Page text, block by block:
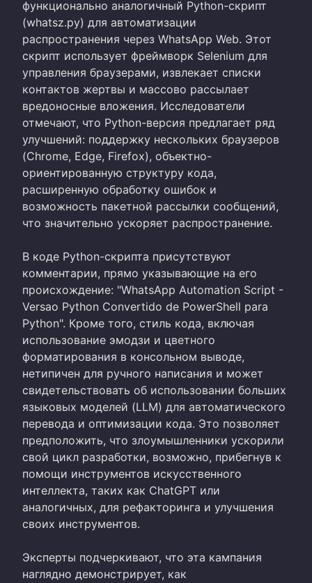
функционально аналогичный Python-скрипт
(whatsz.py) для автоматизации
распространения через WhatsApp Web. Этот
скрипт использует фреймворк Selenium для
управления браузерами, извлекает списки
контактов жертвы и массово рассылает
вредоносные вложения. Исследователи
отмечают, что Python-версия предлагает ряд
улучшений: поддержку нескольких браузеров
(Chrome, Edge, Firefox), объектно-
ориентированную структуру кода,
расширенную обработку ошибок и
возможность пакетной рассылки сообщений,
что значительно ускоряет распространение.
В коде Python-скрипта присутствуют
комментарии, прямо указывающие на его
происхождение: "WhatsApp Automation Script -
Versao Python Convertido de PowerShell para
Python". Кроме того, стиль кода, включая
использование эмодзи и цветного
форматирования в консольном выводе,
нетипичен для ручного написания и может
свидетельствовать об использовании больших
языковых моделей (LLM) для автоматического
перевода и оптимизации кода. Это позволяет
предположить, что злоумышленники ускорили
свой цикл разработки, возможно, прибегнув к
помощи инструментов искусственного
интеллекта, таких как ChatGPT или
аналогичных, для рефакторинга и улучшения
своих инструментов.
Эксперты подчеркивают, что эта кампания
наглядно демонстрирует, как